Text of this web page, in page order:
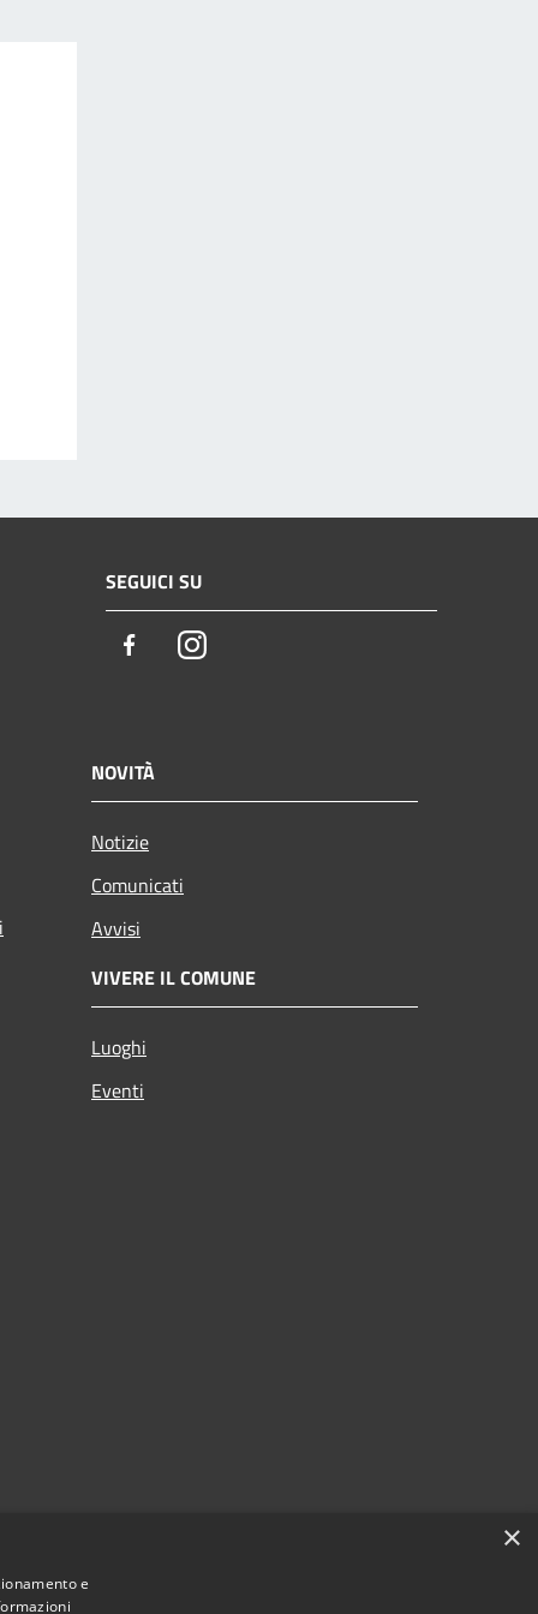
SEGUICI SU
FacebookInstagram
NOVITÀ
Notizie
Comunicati
Avvisi
VIVERE IL COMUNE
Luoghi
Eventi
×
e